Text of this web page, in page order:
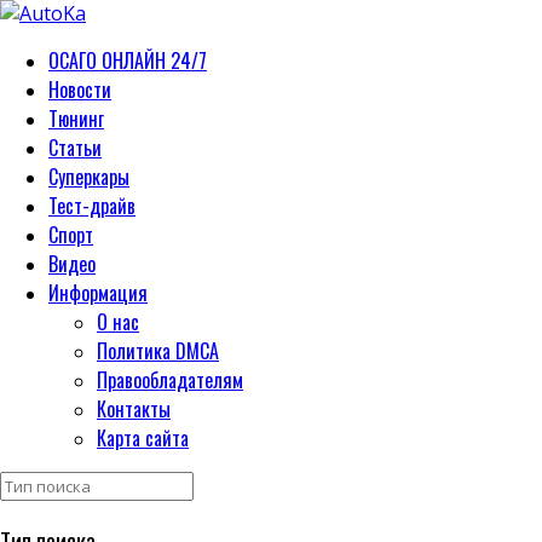
ОСАГО ОНЛАЙН 24/7
Новости
Тюнинг
Статьи
Суперкары
Тест-драйв
Спорт
Видео
Информация
О нас
Политика DMCA
Правообладателям
Контакты
Карта сайта